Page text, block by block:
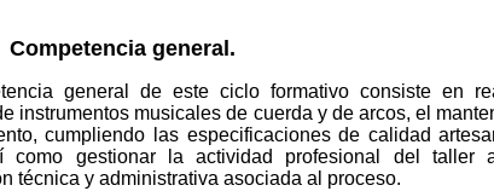
general.
general de este ciclo formativo consiste en
instrumentos musicales de cuerda y de arcos, el
cumpliendo las especificaciones de calidad
como gestionar la actividad profesional del
técnica y administrativa asociada al proceso.